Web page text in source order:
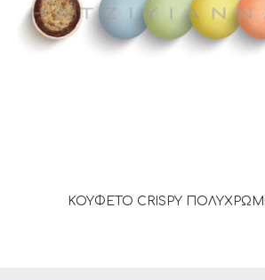
ΔΙΑΒΆΣΤΕ ΠΕΡΙΣΣΌΤΕΡΑ
ΚΟΥΦΕΤΟ CRISPY